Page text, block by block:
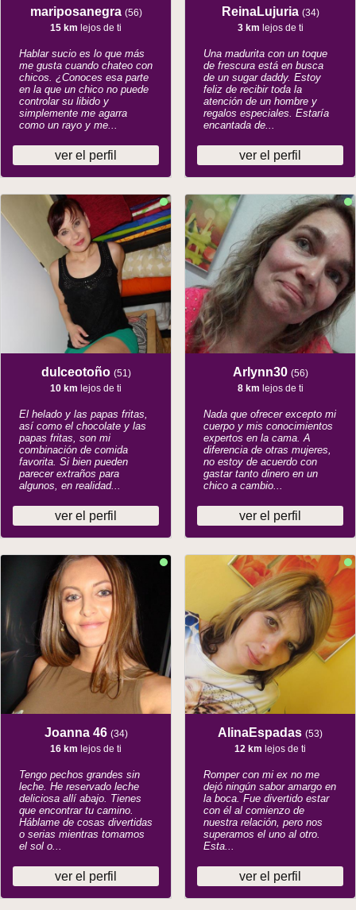
mariposanegra (56)
15 km lejos de ti
Hablar sucio es lo que más
me gusta cuando chateo con
chicos. ¿Conoces esa parte
en la que un chico no puede
controlar su libido y
simplemente me agarra
como un rayo y me...
ver el perfil
dulceotoño (51)
10 km lejos de ti
El helado y las papas fritas,
así como el chocolate y las
papas fritas, son mi
combinación de comida
favorita. Si bien pueden
parecer extraños para
algunos, en realidad...
ver el perfil
Joanna 46 (34)
16 km lejos de ti
Tengo pechos grandes sin
leche. He reservado leche
deliciosa allí abajo. Tienes
que encontrar tu camino.
Háblame de cosas divertidas
o serias mientras tomamos
el sol o...
ver el perfil
ReinaLujuria (34)
3 km lejos de ti
Una madurita con un toque
de frescura está en busca
de un sugar daddy. Estoy
feliz de recibir toda la
atención de un hombre y
regalos especiales. Estaría
encantada de...
ver el perfil
Arlynn30 (56)
8 km lejos de ti
Nada que ofrecer excepto mi
cuerpo y mis conocimientos
expertos en la cama. A
diferencia de otras mujeres,
no estoy de acuerdo con
gastar tanto dinero en un
chico a cambio...
ver el perfil
AlinaEspadas (53)
12 km lejos de ti
Romper con mi ex no me
dejó ningún sabor amargo en
la boca. Fue divertido estar
con él al comienzo de
nuestra relación, pero nos
superamos el uno al otro.
Esta...
ver el perfil